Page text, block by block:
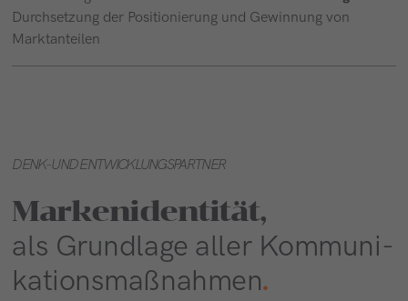
Durchsetzung der Positionierung und Gewinnung von
Marktanteilen
DENK- UND ENTWICKLUNGSPARTNER
Markenidentität,
als Grund­la­ge al­ler Kom­mu­ni­
ka­ti­ons­maß­nah­men.